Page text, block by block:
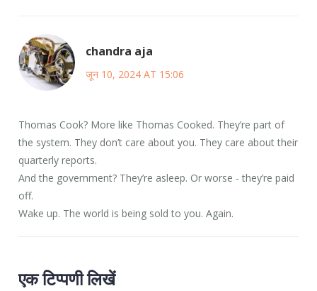
chandra aja
जून 10, 2024 AT 15:06
Thomas Cook? More like Thomas Cooked. They’re part of
the system. They don’t care about you. They care about their
quarterly reports.
And the government? They’re asleep. Or worse - they’re paid
off.
Wake up. The world is being sold to you. Again.
एक टिप्पणी लिखें